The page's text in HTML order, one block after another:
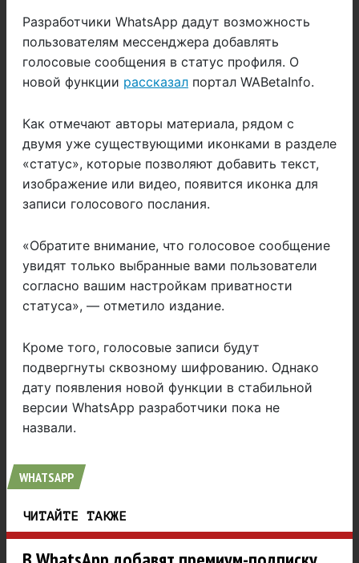
Разработчики WhatsApp дадут возможность
пользователям мессенджера добавлять
голосовые сообщения в статус профиля. О
новой функции рассказал портал WABetaInfo.
Как отмечают авторы материала, рядом с
двумя уже существующими иконками в разделе
«статус», которые позволяют добавить текст,
изображение или видео, появится иконка для
записи голосового послания.
«Обратите внимание, что голосовое сообщение
увидят только выбранные вами пользователи
согласно вашим настройкам приватности
статуса», — отметило издание.
Кроме того, голосовые записи будут
подвергнуты сквозному шифрованию. Однако
дату появления новой функции в стабильной
версии WhatsApp разработчики пока не
назвали.
WHATSAPP
ЧИТАЙТЕ ТАКЖЕ